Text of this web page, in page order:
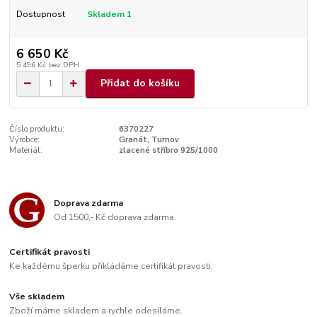
Dostupnost Skladem 1
6 650 Kč
5 496 Kč bez DPH
Přidat do košíku
Číslo produktu:
6370227
Výrobce:
Granát, Turnov
Materiál:
zlacené stříbro 925/1000
Doprava zdarma
Od 1500,- Kč doprava zdarma.
Certifikát pravosti
Ke každému šperku přikládáme certifikát pravosti.
Vše skladem
Zboží máme skladem a rychle odesíláme.